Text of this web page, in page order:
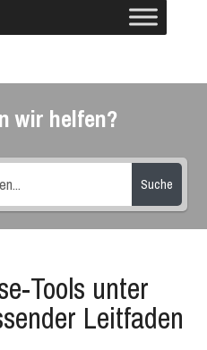
wir helfen?
Suche
Tools unter
Leitfaden